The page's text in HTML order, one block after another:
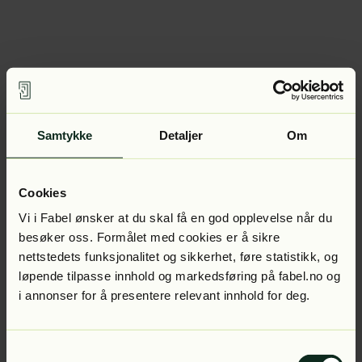
Samtykke Detaljer Om
Cookies
Vi i Fabel ønsker at du skal få en god opplevelse når du
besøker oss. Formålet med cookies er å sikre
nettstedets funksjonalitet og sikkerhet, føre statistikk, og
løpende tilpasse innhold og markedsføring på fabel.no og
i annonser for å presentere relevant innhold for deg.